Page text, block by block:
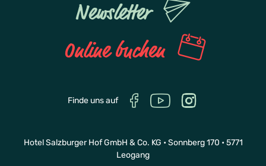
Newsletter
Online buchen
Finde uns auf
Hotel Salzburger Hof GmbH & Co. KG • Sonnberg 170 • 5771
Leogang